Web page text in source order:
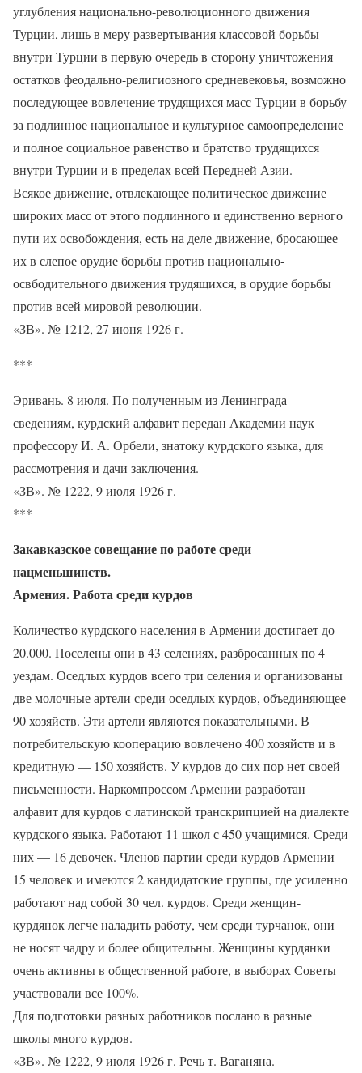
углубления национально-революционного движения
Турции, лишь в меру развертывания классовой борьбы
внутри Турции в первую очередь в сторону уничтожения
остатков феодально-религиозного средневековья, возможно
последующее вовлечение трудящихся масс Турции в борьбу
за подлинное национальное и культурное самоопределение
и полное социальное равенство и братство трудящихся
внутри Турции и в пределах всей Передней Азии.
Всякое движение, отвлекающее политическое движение
широких масс от этого подлинного и единственно верного
пути их освобождения, есть на деле движение, бросающее
их в слепое орудие борьбы против национально-
освбодительного движения трудящихся, в орудие борьбы
против всей мировой революции.
«ЗВ». № 1212, 27 июня 1926 г.
***
Эривань. 8 июля. По полученным из Ленинграда
сведениям, курдский алфавит передан Академии наук
профессору И. А. Орбели, знатоку курдского языка, для
рассмотрения и дачи заключения.
«ЗВ». № 1222, 9 июля 1926 г.
***
Закавказское совещание по работе среди
нацменьшинств.
Армения. Работа среди курдов
Количество курдского населения в Армении достигает до
20.000. Поселены они в 43 селениях, разбросанных по 4
уездам. Оседлых курдов всего три селения и организованы
две молочные артели среди оседлых курдов, объединяющее
90 хозяйств. Эти артели являются показательными. В
потребительскую кооперацию вовлечено 400 хозяйств и в
кредитную — 150 хозяйств. У курдов до сих пор нет своей
письменности. Наркомпроссом Армении разработан
алфавит для курдов с латинской транскрипцией на диалекте
курдского языка. Работают 11 школ с 450 учащимися. Среди
них — 16 девочек. Членов партии среди курдов Армении
15 человек и имеются 2 кандидатские группы, где усиленно
работают над собой 30 чел. курдов. Среди женщин-
курдянок легче наладить работу, чем среди турчанок, они
не носят чадру и более общительны. Женщины курдянки
очень активны в общественной работе, в выборах Советы
участвовали все 100%.
Для подготовки разных работников послано в разные
школы много курдов.
«ЗВ». № 1222, 9 июля 1926 г. Речь т. Ваганяна.